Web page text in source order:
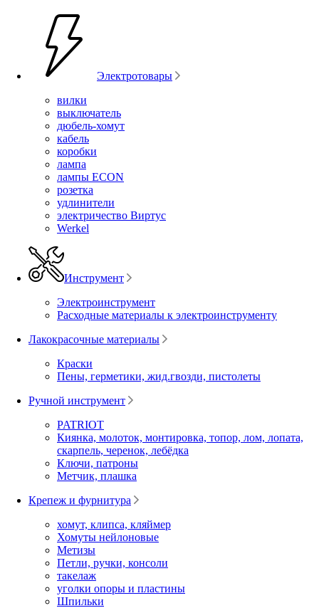
Электротовары
вилки
выключатель
дюбель-хомут
кабель
коробки
лампа
лампы ECON
розетка
удлинители
электричество Виртус
Werkel
Инструмент
Электроинструмент
Расходные материалы к электроинструменту
Лакокрасочные материалы
Краски
Пены, герметики, жид.гвозди, пистолеты
Ручной инструмент
PATRIOT
Киянка, молоток, монтировка, топор, лом, лопата,
скарпель, черенок, лебёдка
Ключи, патроны
Метчик, плашка
Крепеж и фурнитура
хомут, клипса, кляймер
Хомуты нейлоновые
Метизы
Петли, ручки, консоли
такелаж
уголки опоры и пластины
Шпильки